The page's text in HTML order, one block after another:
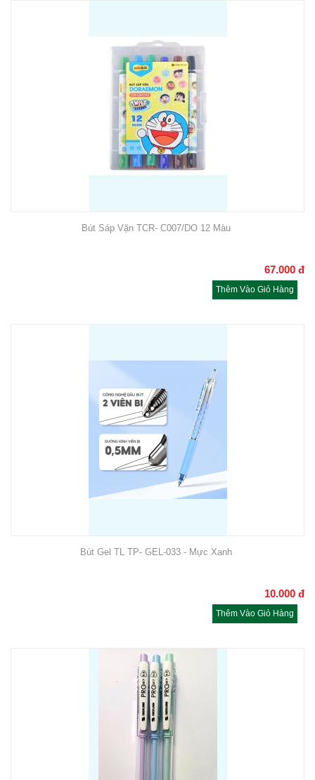
Bút Sáp Vặn TCR- C007/DO 12 Màu
67.000 đ
Thêm Vào Giỏ Hàng
Bút Gel TL TP- GEL-033 - Mực Xanh
10.000 đ
Thêm Vào Giỏ Hàng